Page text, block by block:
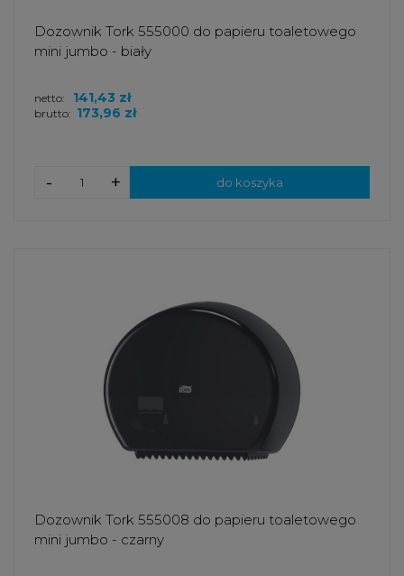
Dozownik Tork 555000 do papieru toaletowego
mini jumbo - biały
brutto: 173,96 zł
netto: 141,43 zł
+
- do koszyka
Dozownik Tork 555008 do papieru toaletowego
mini jumbo - czarny